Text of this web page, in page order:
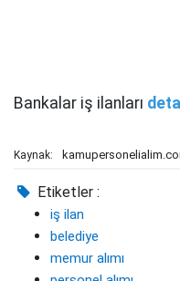
Bankalar iş ilanları
Kaynak:
Etiketler :
iş ilan
belediye
memur alımı